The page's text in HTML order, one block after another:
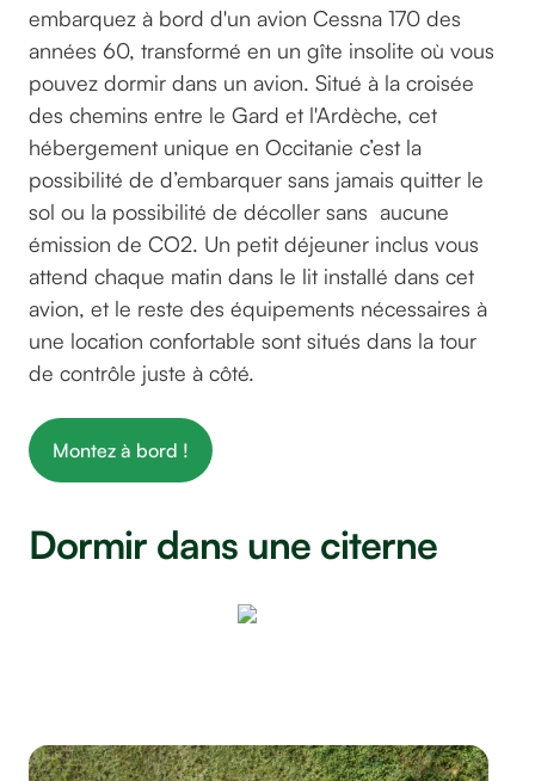
embarquez à bord d'un avion Cessna 170 des
années 60, transformé en un gîte insolite où vous
pouvez dormir dans un avion. Situé à la croisée
des chemins entre le Gard et l'Ardèche, cet
hébergement unique en Occitanie c’est la
possibilité de d’embarquer sans jamais quitter le
sol ou la possibilité de décoller sans aucune
émission de CO2. Un petit déjeuner inclus vous
attend chaque matin dans le lit installé dans cet
avion, et le reste des équipements nécessaires à
une location confortable sont situés dans la tour
de contrôle juste à côté.
Montez à bord !
Dormir dans une citerne